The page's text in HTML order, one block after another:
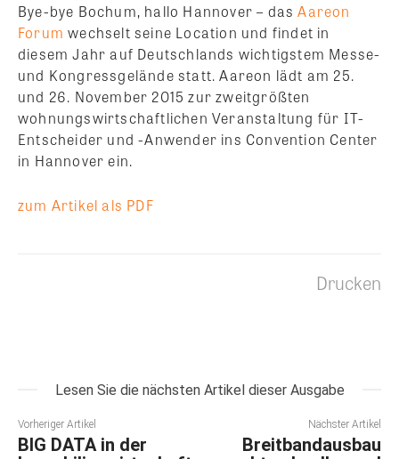
Bye-bye Bochum, hallo Hannover – dasAareon
Forum wechselt seine Location und findet in
diesem Jahr auf Deutschlands wichtigstem Messe-
und Kongressgelände statt. Aareon lädt am 25.
und 26. November 2015 zur zweitgrößten
wohnungswirtschaftlichen Veranstaltung für IT-
Entscheider und -Anwender ins Convention Center
in Hannover ein.
zum Artikel als PDF
Drucken
Lesen Sie die nächsten Artikel dieser Ausgabe
Vorheriger Artikel
BIG DATA in der
Nächster Artikel
Breitbandausbau